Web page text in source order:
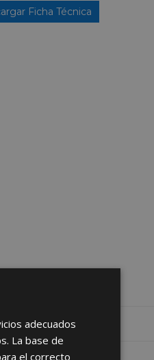
Ficha Técnica
adecuados
La base de
el correcto